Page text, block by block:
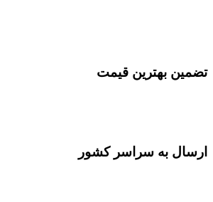
تضمین بهترین قیمت
ارسال به سراسر کشور